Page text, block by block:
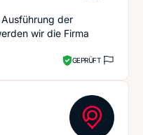
der
wir die Firma
GEPRÜFT